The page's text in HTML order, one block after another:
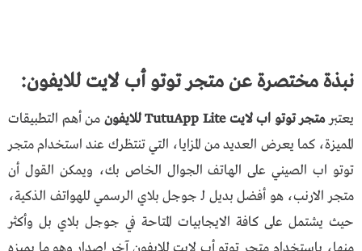
نبذة مختصرة عن متجر توتو أب لايت للايفون:
يعتبرمتجر توتو اب لايت TutuApp Lite للايفون
من أهم التطبيقات
المميزة، كما يعرض العديد من المزايا، التي تنتظرك عند استخدام متجر
توتو اب الصيني على الهاتف الجوال الخاص بك، ويمكن القول أن
متجر الارنب، هو أفضل بديل لـ جوجل بلاي الرسمي للهواتف الذكية،
حيث يشتمل على كافة الايجابيات المتاحة في جوجل بلاي بل وأكثر